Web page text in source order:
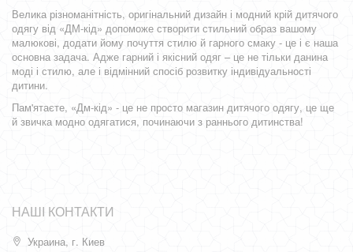
Велика різноманітність, оригінальний дизайн і модний крій дитячого
одягу від «ДМ-кід» допоможе створити стильний образ вашому
малюкові, додати йому почуття стилю й гарного смаку - це і є наша
основна задача. Адже гарний і якісний одяг – це не тільки данина
моді і стилю, але і відмінний спосіб розвитку індивідуальності
дитини.
Пам'ятаєте, «Дм-кід» - це не просто магазин дитячого одягу, це ще
й звичка модно одягатися, починаючи з раннього дитинства!
НАШІ КОНТАКТИ
Украина, г. Киев